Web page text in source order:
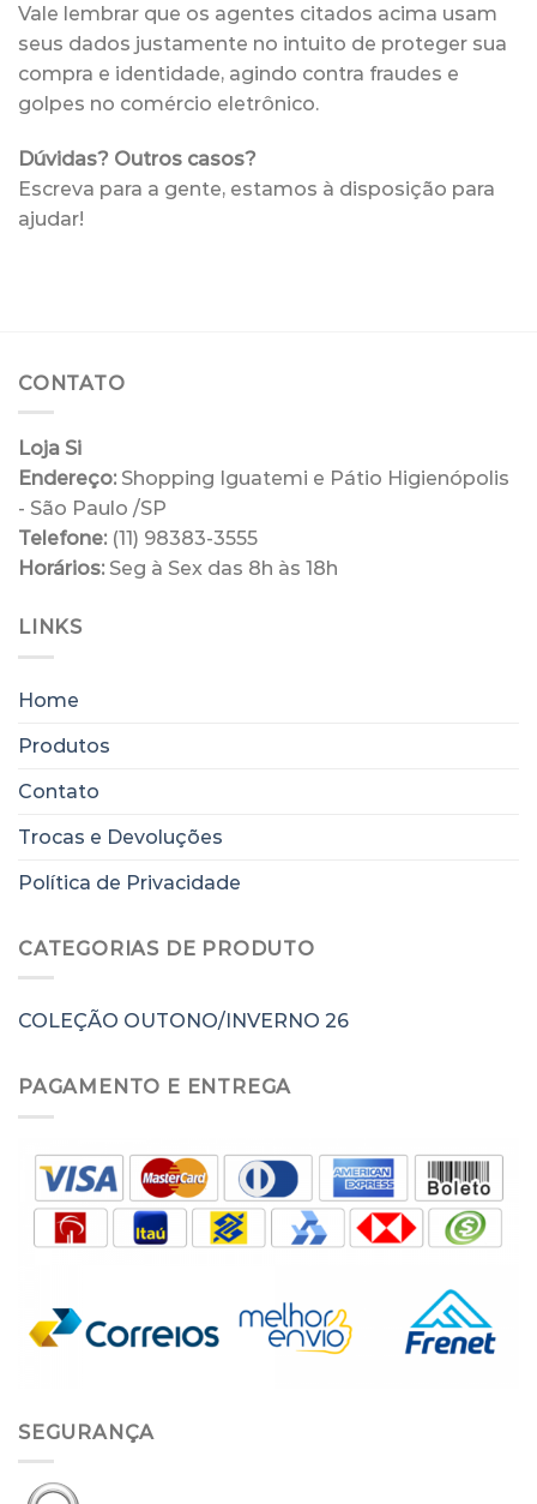
Vale lembrar que os agentes citados acima usam
seus dados justamente no intuito de proteger sua
compra e identidade, agindo contra fraudes e
golpes no comércio eletrônico.
Dúvidas? Outros casos?
Escreva para a gente, estamos à disposição para
ajudar!
CONTATO
Loja Si
Endereço: Shopping Iguatemi e Pátio Higienópolis
- São Paulo /SP
Telefone: (11) 98383-3555
Horários: Seg à Sex das 8h às 18h
LINKS
Home
Produtos
Contato
Trocas e Devoluções
Política de Privacidade
CATEGORIAS DE PRODUTO
COLEÇÃO OUTONO/INVERNO 26
PAGAMENTO E ENTREGA
SEGURANÇA